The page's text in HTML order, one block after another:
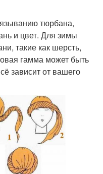
тюрбана,
и цвет. Для зимы
такие как шерсть,
гамма может быть
зависит от вашего